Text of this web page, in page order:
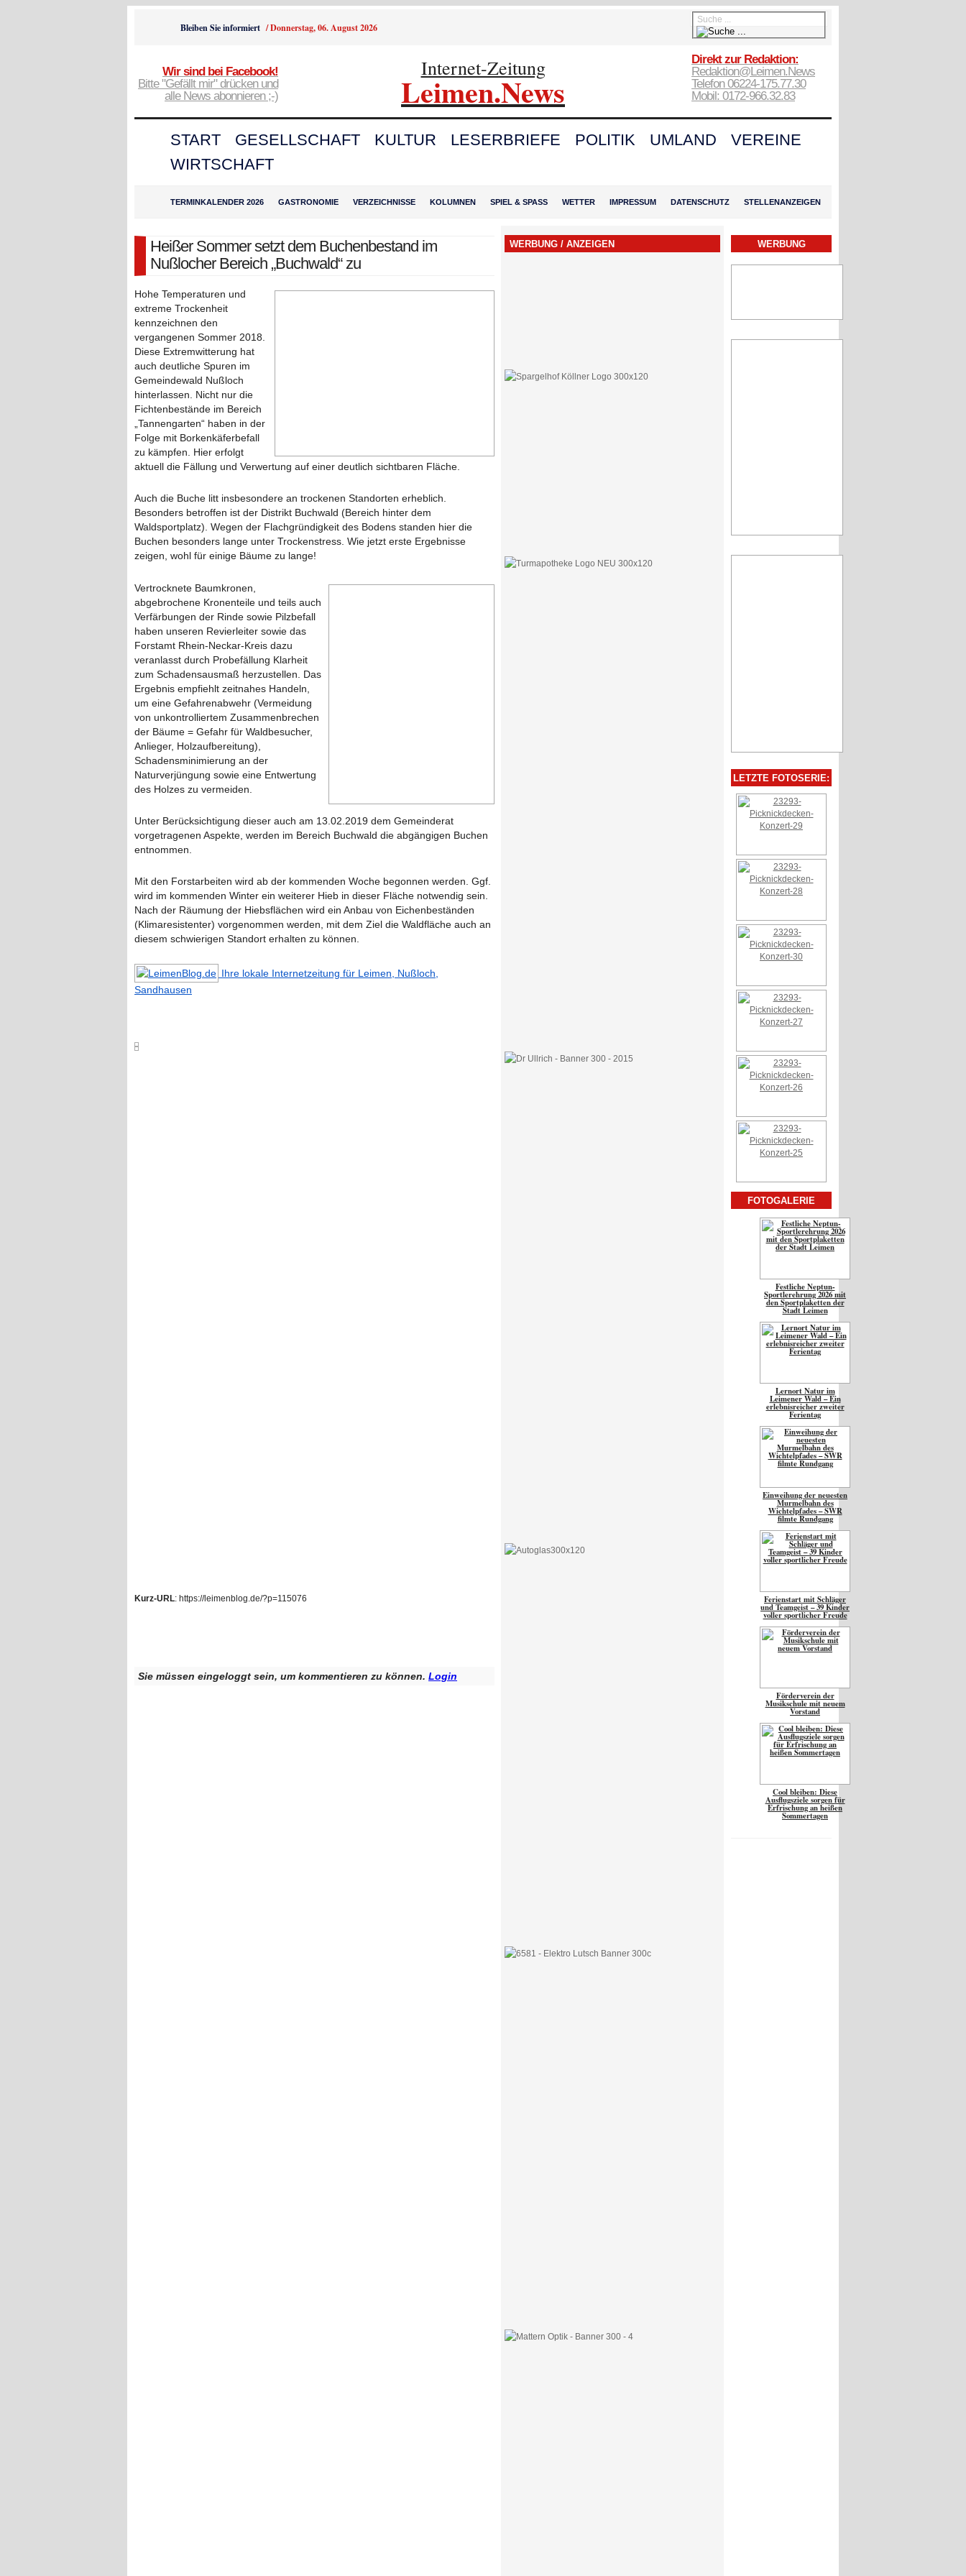
Bleiben Sie informiert /Donnerstag, 06. August 2026
Wir sind bei Facebook!
Bitte "Gefällt mir" drücken und
alle News abonnieren ;-)
Internet-Zeitung
Leimen.News
Direkt zur Redaktion:
Redaktion@Leimen.News
Telefon 06224-175.77.30
Mobil: 0172-966.32.83
START GESELLSCHAFT KULTUR LESERBRIEFE POLITIK UMLAND
VEREINE
WIRTSCHAFT
TERMINKALENDER 2026 GASTRONOMIE VERZEICHNISSE KOLUMNEN SPIEL & SPASS WETTER IMPRESSUM DATENSCHUTZ STELLENANZEIGEN
Heißer Sommer setzt dem Buchenbestand im
Nußlocher Bereich „Buchwald“ zu
Hohe Temperaturen und
extreme Trockenheit
kennzeichnen den
vergangenen Sommer 2018.
Diese Extremwitterung hat
auch deutliche Spuren im
Gemeindewald Nußloch
hinterlassen. Nicht nur die
Fichtenbestände im Bereich
„Tannengarten“ haben in der
Folge mit Borkenkäferbefall
zu kämpfen. Hier erfolgt
aktuell die Fällung und Verwertung auf einer deutlich sichtbaren Fläche.
Auch die Buche litt insbesondere an trockenen Standorten erheblich.
Besonders betroffen ist der Distrikt Buchwald (Bereich hinter dem
Waldsportplatz). Wegen der Flachgründigkeit des Bodens standen hier die
Buchen besonders lange unter Trockenstress. Wie jetzt erste Ergebnisse
zeigen, wohl für einige Bäume zu lange!
Vertrocknete Baumkronen,
abgebrochene Kronenteile und teils auch
Verfärbungen der Rinde sowie Pilzbefall
haben unseren Revierleiter sowie das
Forstamt Rhein-Neckar-Kreis dazu
veranlasst durch Probefällung Klarheit
zum Schadensausmaß herzustellen. Das
Ergebnis empfiehlt zeitnahes Handeln,
um eine Gefahrenabwehr (Vermeidung
von unkontrolliertem Zusammenbrechen
der Bäume = Gefahr für Waldbesucher,
Anlieger, Holzaufbereitung),
Schadensminimierung an der
Naturverjüngung sowie eine Entwertung
des Holzes zu vermeiden.
Unter Berücksichtigung dieser auch am 13.02.2019 dem Gemeinderat
vorgetragenen Aspekte, werden im Bereich Buchwald die abgängigen Buchen
entnommen.
Mit den Forstarbeiten wird ab der kommenden Woche begonnen werden. Ggf.
wird im kommenden Winter ein weiterer Hieb in dieser Fläche notwendig sein.
Nach der Räumung der Hiebsflächen wird ein Anbau von Eichenbeständen
(Klimaresistenter) vorgenommen werden, mit dem Ziel die Waldfläche auch an
diesem schwierigen Standort erhalten zu können.
Ihre lokale Internetzeitung für Leimen, Nußloch,
Sandhausen
Kurz-URL: https://leimenblog.de/?p=115076
Sie müssen eingeloggt sein, um kommentieren zu können. Login
WERBUNG / ANZEIGEN WERBUNG
LETZTE FOTOSERIE:
FOTOGALERIE
Festliche Neptun-
Sportlerehrung 2026 mit
den Sportplaketten der
Stadt Leimen
Lernort Natur im
Leimener Wald – Ein
erlebnisreicher zweiter
Ferientag
Einweihung der neuesten
Murmelbahn des
Wichtelpfades – SWR
filmte Rundgang
Ferienstart mit Schläger
und Teamgeist – 39 Kinder
voller sportlicher Freude
Förderverein der
Musikschule mit neuem
Vorstand
Cool bleiben: Diese
Ausflugsziele sorgen für
Erfrischung an heißen
Sommertagen